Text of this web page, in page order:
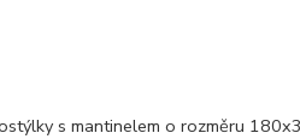
s mantinelem o rozměru